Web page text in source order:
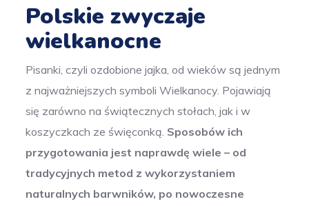
Polskie zwyczaje
wielkanocne
Pisanki, czyli ozdobione jajka, od wieków są jednym
z najważniejszych symboli Wielkanocy. Pojawiają
się zarówno na świątecznych stołach, jak i w
koszyczkach ze święconką. Sposobów ich
przygotowania jest naprawdę wiele – od
tradycyjnych metod z wykorzystaniem
naturalnych barwników, po nowoczesne